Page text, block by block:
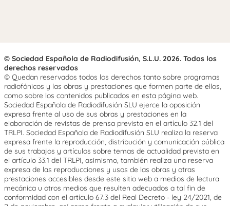
© Sociedad Española de Radiodifusión, S.L.U. 2026. Todos los
derechos reservados
© Quedan reservados todos los derechos tanto sobre programas
radiofónicos y las obras y prestaciones que formen parte de ellos,
como sobre los contenidos publicados en esta página web.
Sociedad Española de Radiodifusión SLU ejerce la oposición
expresa frente al uso de sus obras y prestaciones en la
elaboración de revistas de prensa prevista en el artículo 32.1 del
TRLPI. Sociedad Española de Radiodifusión SLU realiza la reserva
expresa frente la reproducción, distribución y comunicación pública
de sus trabajos y artículos sobre temas de actualidad prevista en
el artículo 33.1 del TRLPI, asimismo, también realiza una reserva
expresa de las reproducciones y usos de las obras y otras
prestaciones accesibles desde este sitio web a medios de lectura
mecánica u otros medios que resulten adecuados a tal fin de
conformidad con el artículo 67.3 del Real Decreto - ley 24/2021, de